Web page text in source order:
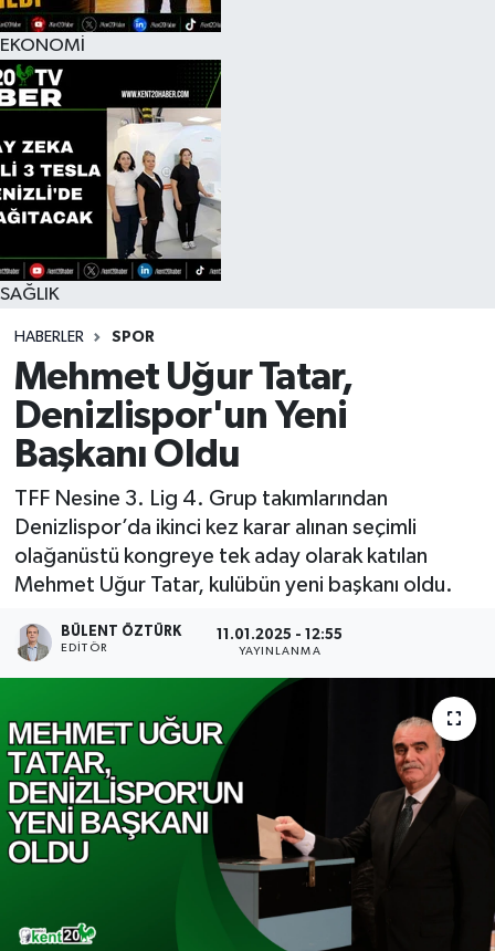
EKONOMİ
SAĞLIK
HABERLER SPOR
Mehmet Uğur Tatar,
Denizlispor'un Yeni
Başkanı Oldu
TFF Nesine 3. Lig 4. Grup takımlarından
Denizlispor’da ikinci kez karar alınan seçimli
olağanüstü kongreye tek aday olarak katılan
Mehmet Uğur Tatar, kulübün yeni başkanı oldu.
BÜLENT ÖZTÜRK
EDITÖR
11.01.2025 - 12:55
YAYINLANMA